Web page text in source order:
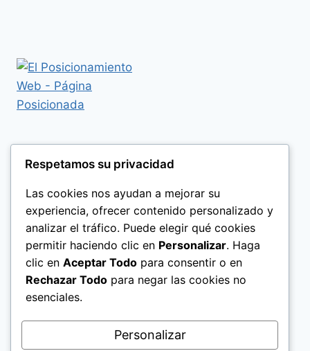
Respetamos su privacidad
Las cookies nos ayudan a mejorar su
experiencia, ofrecer contenido personalizado y
analizar el tráfico. Puede elegir qué cookies
permitir haciendo clic en Personalizar. Haga
clic en Aceptar Todo para consentir o en
Rechazar Todo para negar las cookies no
esenciales.
Personalizar